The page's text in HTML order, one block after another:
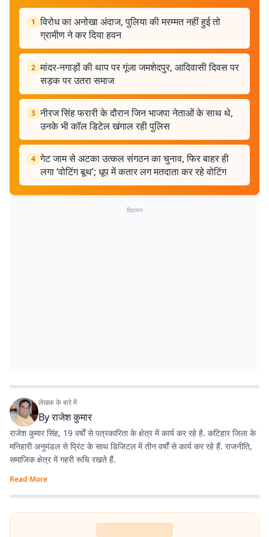
1 विरोध का अनोखा अंदाज, पुलिया की मरम्मत नहीं हुई तो
ग्रामीण ने कर दिया हवन
2 मांदर-नगाड़ों की थाप पर गूंजा जमशेदपुर, आदिवासी दिवस पर
सड़क पर उतरा समाज
3 नीरज सिंह फरारी के दौरान जिन भाजपा नेताओं के साथ थे,
उनके भी कॉल डिटेल खंगाल रही पुलिस
4 गेट जाम से अटका उत्कल संगठन का चुनाव, फिर बाहर ही
लगा ‘वोटिंग बूथ’; धूप में कतार लग मतदाता कर रहे वोटिंग
विज्ञापन
लेखक के बारे में
Byराजेश कुमार
राजेश कुमार सिंह, 19 वर्षों से पत्रकारिता के क्षेत्र में कार्य कर रहे है. कटिहार जिला के
मनिहारी अनुमंडल से प्रिंट के साथ डिजिटल में तीन वर्षों से कार्य कर रहे हैं. राजनीति,
समाजिक क्षेत्र में गहरी रूचि रखते हैं.
Read More